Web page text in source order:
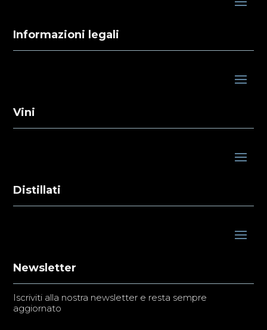
Informazioni legali
Vini
Distillati
Newsletter
Iscriviti alla nostra newsletter e resta sempre
aggiornato